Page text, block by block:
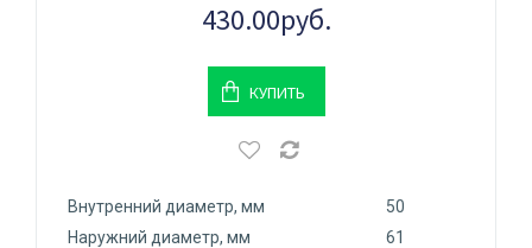
430.00руб.
КУПИТЬ
Внутренний диаметр, мм
50
Наружний диаметр, мм
61